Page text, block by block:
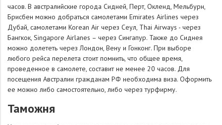
часов. В австралийские города Сидней, Перт, Окленд, Мельбурн,
Брисбен можно добраться самолетами Emirates Airlines через
Дубай, самолетами Korean Air через Сеул, Thai Airways - через
Бангкок, Singapore Airlanes – через Сингапур. Также до Сиднея
можно долететь через Лондон, Вену и Гонконг. При выборе
любого рейса перелета стоит помнить, что общее время,
проведенное в самолете, составит не менее 20 часов. Для
посещения Австралии гражданам РФ необходима виза. Оформить
ее можно либо самостоятельно, либо через турфирму.
Таможня